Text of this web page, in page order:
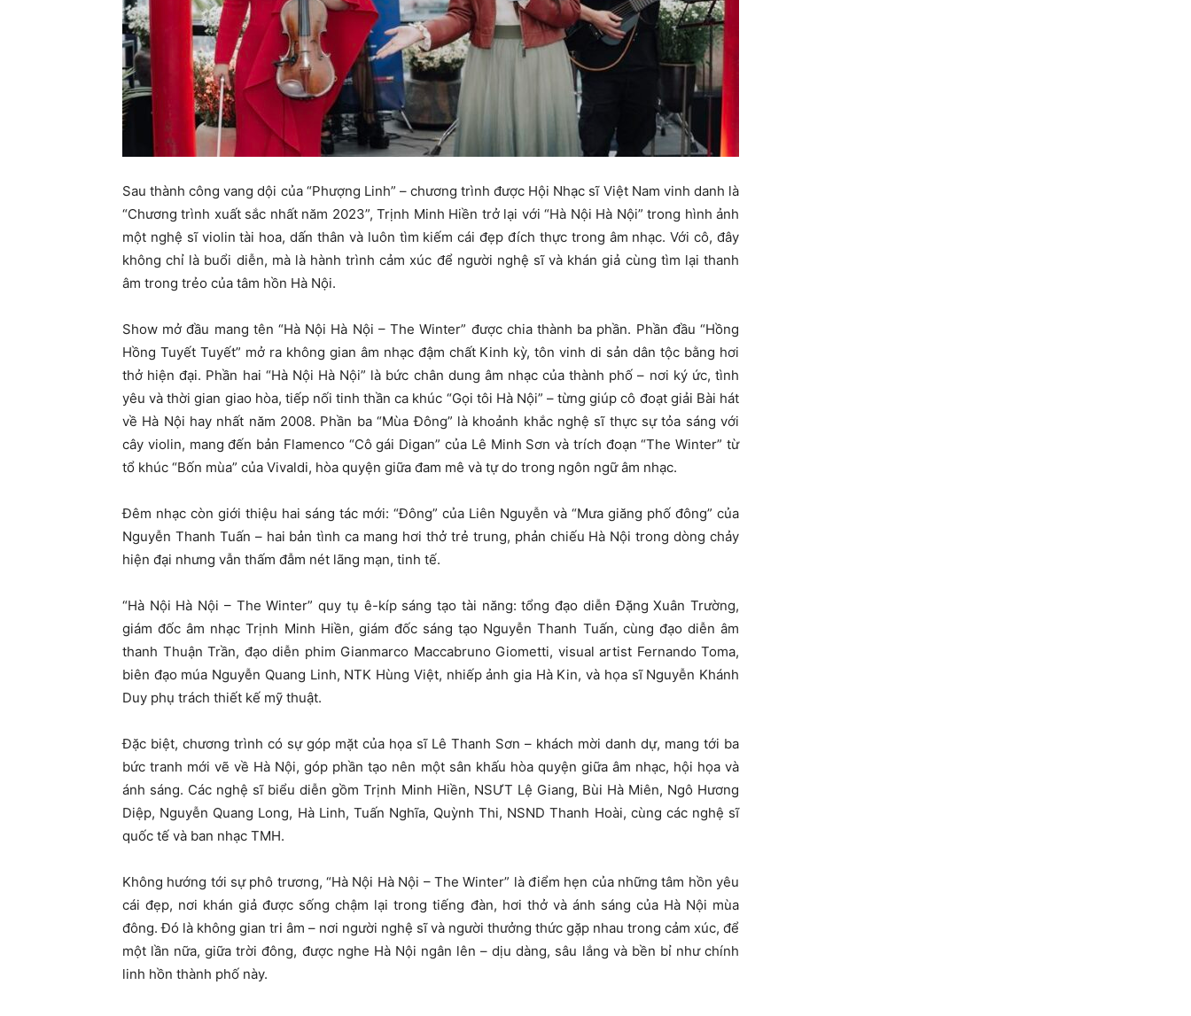
Sau thành công vang dội của “Phượng Linh” – chương trình được Hội Nhạc sĩ Việt Nam vinh danh là
“Chương trình xuất sắc nhất năm 2023”, Trịnh Minh Hiền trở lại với “Hà Nội Hà Nội” trong hình ảnh
một nghệ sĩ violin tài hoa, dấn thân và luôn tìm kiếm cái đẹp đích thực trong âm nhạc. Với cô, đây
không chỉ là buổi diễn, mà là hành trình cảm xúc để người nghệ sĩ và khán giả cùng tìm lại thanh
âm trong trẻo của tâm hồn Hà Nội.
Show mở đầu mang tên “Hà Nội Hà Nội – The Winter” được chia thành ba phần. Phần đầu “Hồng
Hồng Tuyết Tuyết” mở ra không gian âm nhạc đậm chất Kinh kỳ, tôn vinh di sản dân tộc bằng hơi
thở hiện đại. Phần hai “Hà Nội Hà Nội” là bức chân dung âm nhạc của thành phố – nơi ký ức, tình
yêu và thời gian giao hòa, tiếp nối tinh thần ca khúc “Gọi tôi Hà Nội” – từng giúp cô đoạt giải Bài hát
về Hà Nội hay nhất năm 2008. Phần ba “Mùa Đông” là khoảnh khắc nghệ sĩ thực sự tỏa sáng với
cây violin, mang đến bản Flamenco “Cô gái Digan” của Lê Minh Sơn và trích đoạn “The Winter” từ
tổ khúc “Bốn mùa” của Vivaldi, hòa quyện giữa đam mê và tự do trong ngôn ngữ âm nhạc.
Đêm nhạc còn giới thiệu hai sáng tác mới: “Đông” của Liên Nguyễn và “Mưa giăng phố đông” của
Nguyễn Thanh Tuấn – hai bản tình ca mang hơi thở trẻ trung, phản chiếu Hà Nội trong dòng chảy
hiện đại nhưng vẫn thấm đẫm nét lãng mạn, tinh tế.
“Hà Nội Hà Nội – The Winter” quy tụ ê-kíp sáng tạo tài năng: tổng đạo diễn Đặng Xuân Trường,
giám đốc âm nhạc Trịnh Minh Hiền, giám đốc sáng tạo Nguyễn Thanh Tuấn, cùng đạo diễn âm
thanh Thuận Trần, đạo diễn phim Gianmarco Maccabruno Giometti, visual artist Fernando Toma,
biên đạo múa Nguyễn Quang Linh, NTK Hùng Việt, nhiếp ảnh gia Hà Kin, và họa sĩ Nguyễn Khánh
Duy phụ trách thiết kế mỹ thuật.
Đặc biệt, chương trình có sự góp mặt của họa sĩ Lê Thanh Sơn – khách mời danh dự, mang tới ba
bức tranh mới vẽ về Hà Nội, góp phần tạo nên một sân khấu hòa quyện giữa âm nhạc, hội họa và
ánh sáng. Các nghệ sĩ biểu diễn gồm Trịnh Minh Hiền, NSƯT Lệ Giang, Bùi Hà Miên, Ngô Hương
Diệp, Nguyễn Quang Long, Hà Linh, Tuấn Nghĩa, Quỳnh Thi, NSND Thanh Hoài, cùng các nghệ sĩ
quốc tế và ban nhạc TMH.
Không hướng tới sự phô trương, “Hà Nội Hà Nội – The Winter” là điểm hẹn của những tâm hồn yêu
cái đẹp, nơi khán giả được sống chậm lại trong tiếng đàn, hơi thở và ánh sáng của Hà Nội mùa
đông. Đó là không gian tri âm – nơi người nghệ sĩ và người thưởng thức gặp nhau trong cảm xúc, để
một lần nữa, giữa trời đông, được nghe Hà Nội ngân lên – dịu dàng, sâu lắng và bền bỉ như chính
linh hồn thành phố này.